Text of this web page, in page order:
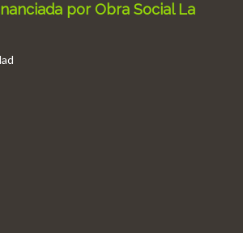
por Obra Social La